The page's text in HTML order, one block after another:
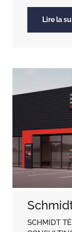
Lire la
SCHMIDT